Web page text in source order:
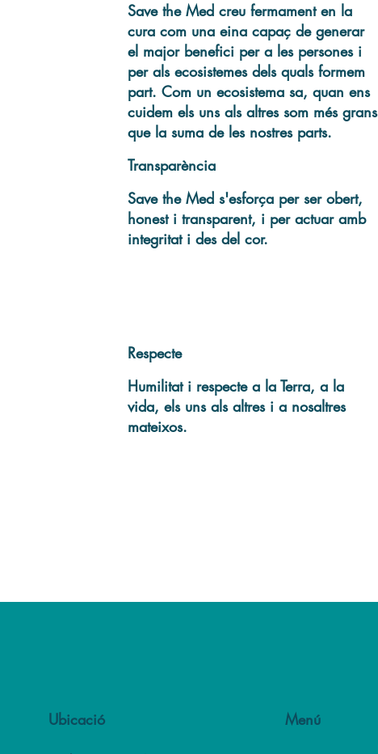
Save the Med creu fermament en la
cura com una eina capaç de generar
el major benefici per a les persones i
per als ecosistemes dels quals formem
part. Com un ecosistema sa, quan ens
cuidem els uns als altres som més grans
que la suma de les nostres parts.
Transparència
Save the Med s'esforça per ser obert,
honest i transparent, i per actuar amb
integritat i des del cor.
Respecte
Humilitat i respecte a la Terra, a la
vida, els uns als altres i a nosaltres
mateixos.
Ubicació Menú